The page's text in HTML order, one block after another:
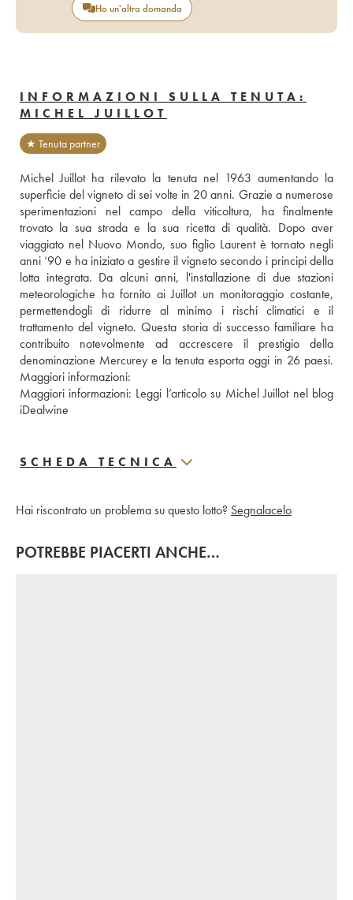
Ho un'altra domanda
INFORMAZIONI SULLA TENUTA:
MICHEL JUILLOT
★ Tenuta partner
Michel Juillot ha rilevato la tenuta nel 1963 aumentando la
superficie del vigneto di sei volte in 20 anni. Grazie a numerose
sperimentazioni nel campo della viticoltura, ha finalmente
trovato la sua strada e la sua ricetta di qualità. Dopo aver
viaggiato nel Nuovo Mondo, suo figlio Laurent è tornato negli
anni ‘90 e ha iniziato a gestire il vigneto secondo i principi della
lotta integrata. Da alcuni anni, l'installazione di due stazioni
meteorologiche ha fornito ai Juillot un monitoraggio costante,
permettendogli di ridurre al minimo i rischi climatici e il
trattamento del vigneto. Questa storia di successo familiare ha
contribuito notevolmente ad accrescere il prestigio della
denominazione Mercurey e la tenuta esporta oggi in 26 paesi.
Maggiori informazioni:
Maggiori informazioni: Leggi l’articolo su Michel Juillot nel blog
SCHEDA TECNICA
Hai riscontrato un problema su questo lotto? Segnalacelo
POTREBBE PIACERTI ANCHE…